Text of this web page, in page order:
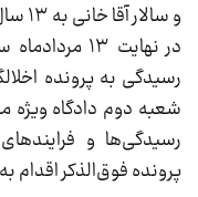
و سالار آقا خانی به ۱۳ سال حبس محکوم شدند
رسیدگی به پرونده
شعبه دوم دادگاه ویژه
رسیدگی‌ها و
پرونده فوق‌الذکر اقدام